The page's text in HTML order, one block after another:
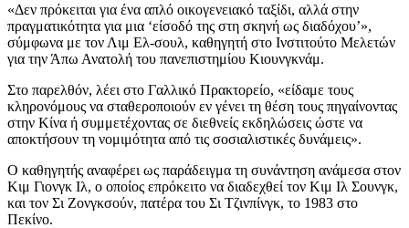
«Δεν πρόκειται για ένα απλό οικογενειακό ταξίδι, αλλά στην
πραγματικότητα για μια ‘είσοδό της στη σκηνή ως διαδόχου’»,
σύμφωνα με τον Λιμ Ελ-σουλ, καθηγητή στο Ινστιτούτο Μελετών
για την Άπω Ανατολή του πανεπιστημίου Κιουνγκνάμ.
Στο παρελθόν, λέει στο Γαλλικό Πρακτορείο, «είδαμε τους
κληρονόμους να σταθεροποιούν εν γένει τη θέση τους πηγαίνοντας
στην Κίνα ή συμμετέχοντας σε διεθνείς εκδηλώσεις ώστε να
αποκτήσουν τη νομιμότητα από τις σοσιαλιστικές δυνάμεις».
Ο καθηγητής αναφέρει ως παράδειγμα τη συνάντηση ανάμεσα στον
Κιμ Γιονγκ Ιλ, ο οποίος επρόκειτο να διαδεχθεί τον Κιμ Ιλ Σουνγκ,
και τον Σι Ζονγκσούν, πατέρα του Σι Τζινπίνγκ, το 1983 στο
Πεκίνο.